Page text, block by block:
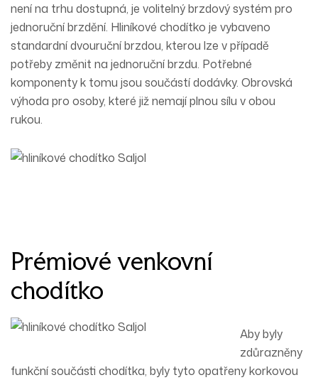
není na trhu dostupná, je volitelný brzdový systém pro
jednoruční brzdění. Hliníkové chodítko je vybaveno
standardní dvouruční brzdou, kterou lze v případě
potřeby změnit na jednoruční brzdu. Potřebné
komponenty k tomu jsou součástí dodávky. Obrovská
výhoda pro osoby, které jižnemajíplnou sílu v obou
rukou.
Prémiové venkovní
chodítko
Aby byly
zdůrazněny
funkční součásti chodítka, byly tyto opatřenykorkovou